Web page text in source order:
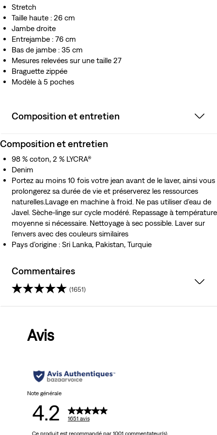
Stretch
Taille haute : 26 cm
Jambe droite
Entrejambe : 76 cm
Bas de jambe : 35 cm
Mesures relevées sur une taille 27
Braguette zippée
Modèle à 5 poches
Composition et entretien
Composition et entretien
98 % coton, 2 % LYCRA®
Denim
Portez au moins 10 fois votre jean avant de le laver, ainsi vous
prolongerez sa durée de vie et préserverez les ressources
naturelles.Lavage en machine à froid. Ne pas utiliser d’eau de
Javel. Sèche-linge sur cycle modéré. Repassage à température
moyenne si nécessaire. Nettoyage à sec possible. Laver sur
l’envers avec des couleurs similaires
Pays d’origine : Sri Lanka, Pakistan, Turquie
Commentaires
(1651)
avis
Avis
Note générale
4.2 1651 avis